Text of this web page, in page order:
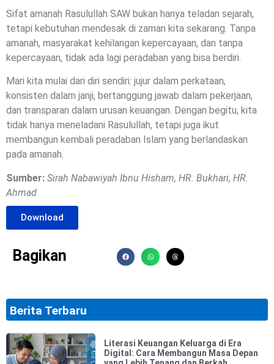
Sifat amanah Rasulullah SAW bukan hanya teladan sejarah,
tetapi kebutuhan mendesak di zaman kita sekarang. Tanpa
amanah, masyarakat kehilangan kepercayaan, dan tanpa
kepercayaan, tidak ada lagi peradaban yang bisa berdiri.
Mari kita mulai dari diri sendiri: jujur dalam perkataan,
konsisten dalam janji, bertanggung jawab dalam pekerjaan,
dan transparan dalam urusan keuangan. Dengan begitu, kita
tidak hanya meneladani Rasulullah, tetapi juga ikut
membangun kembali peradaban Islam yang berlandaskan
pada amanah.
Sumber: Sirah Nabawiyah Ibnu Hisham, HR. Bukhari, HR.
Ahmad
Download
Bagikan
Berita Terbaru
Literasi Keuangan Keluarga di Era
Digital: Cara Membangun Masa Depan